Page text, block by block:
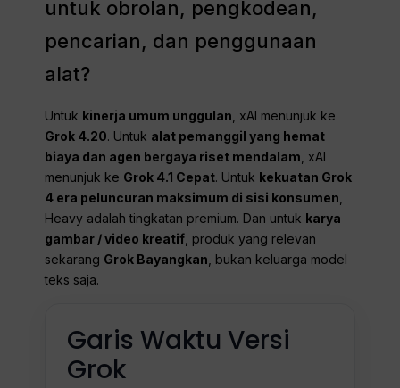
untuk obrolan, pengkodean,
pencarian, dan penggunaan
alat?
Untuk kinerja umum unggulan , xAI menunjuk ke
Grok 4.20. Untuk alat pemanggil yang hemat
biaya dan agen bergaya riset mendalam , xAI
menunjuk ke Grok 4.1 Cepat. Untuk kekuatan Grok
4 era peluncuran maksimum di sisi konsumen
Heavy adalah tingkatan premium. Dan untuk karya
gambar / video kreatif , produk yang relevan
sekarang Grok Bayangkan , bukan keluarga model
teks saja.
Garis Waktu Versi
Grok